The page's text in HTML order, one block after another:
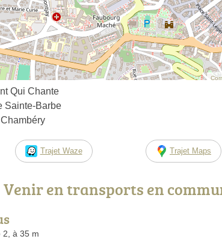
Qui Chante
Sainte-Barbe
Trajet Waze Trajet Maps
Venir en transports en
2, à 35 m